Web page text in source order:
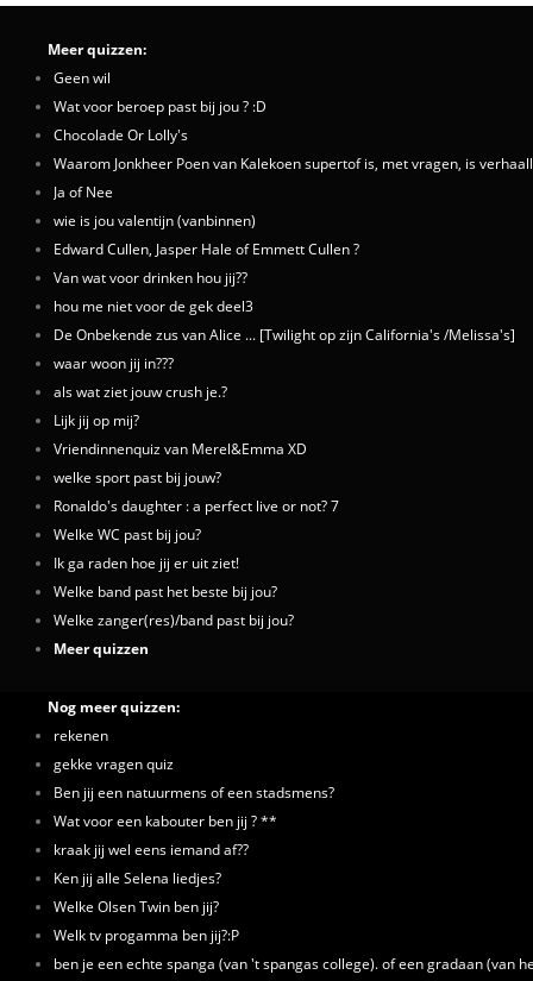
Meer quizzen:
Geen wil
Wat voor beroep past bij jou ? :D
Chocolade Or Lolly's
Waarom Jonkheer Poen van Kalekoen supertof is, met vragen, is
Ja of Nee
wie is jou valentijn (vanbinnen)
Edward Cullen, Jasper Hale of Emmett Cullen ?
Van wat voor drinken hou jij??
hou me niet voor de gek deel3
De Onbekende zus van Alice ... [Twilight op zijn California's /Melissa's]
waar woon jij in???
als wat ziet jouw crush je.?
Lijk jij op mij?
Vriendinnenquiz van Merel&Emma XD
welke sport past bij jouw?
Ronaldo's daughter : a perfect live or not? 7
Welke WC past bij jou?
Ik ga raden hoe jij er uit ziet!
Welke band past het beste bij jou?
Welke zanger(res)/band past bij jou?
Meer quizzen
Nog meer quizzen:
rekenen
gekke vragen quiz
Ben jij een natuurmens of een stadsmens?
Wat voor een kabouter ben jij ? **
kraak jij wel eens iemand af??
Ken jij alle Selena liedjes?
Welke Olsen Twin ben jij?
Welk tv progamma ben jij?:P
ben je een echte spanga (van 't spangas college). of een gradaan (van